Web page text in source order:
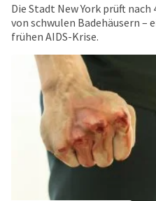
Die Stadt New York prüft
von schwulen Badehäusern –
frühen AIDS-Krise.